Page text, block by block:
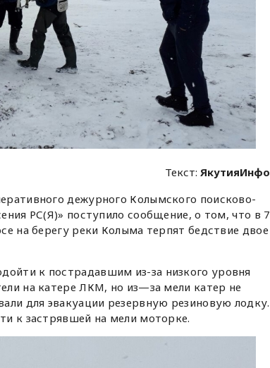
Текст:ЯкутияИнфо
дежурного Колымского поисково-
РС(Я)» поступило сообщение, о том, что в 7
на берегу реки Колыма терпят бедствие двое
к пострадавшим из-за низкого уровня
на катере ЛКМ, но из—за мели катер не
для эвакуации резервную резиновую лодку.
к застрявшей на мели моторке.